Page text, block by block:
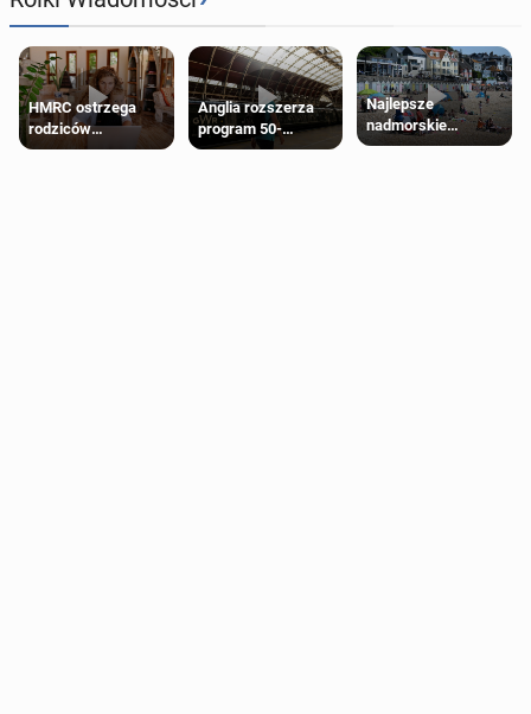
HMRC ostrzega
rodziców
pobierających Child
Anglia rozszerza
program 50-
procentowych
Najlepsze
nadmorskie
miasteczko blisko